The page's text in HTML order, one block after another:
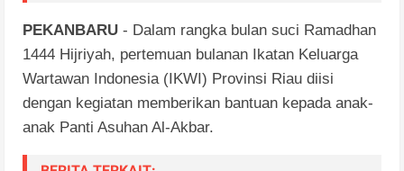
PEKANBARU - Dalam rangka bulan suci Ramadhan
1444 Hijriyah, pertemuan bulanan Ikatan Keluarga
Wartawan Indonesia (IKWI) Provinsi Riau diisi
dengan kegiatan memberikan bantuan kepada anak-
anak Panti Asuhan Al-Akbar.